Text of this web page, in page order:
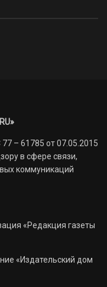
– 61785 от 07.05.2015
в сфере связи,
коммуникаций
«Редакция газеты
«Издательский дом